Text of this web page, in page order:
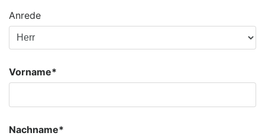
Anrede
Vorname*
Nachname*